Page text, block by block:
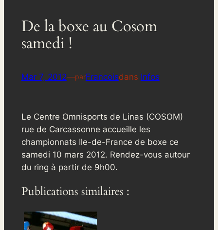
De la boxe au Cosom
samedi !
Mar 7, 2012—parFrancoisdans Infos
Le Centre Omnisports de Linas (COSOM)
rue de Carcassonne accueille les
championnats Ile-de-France de boxe ce
samedi 10 mars 2012. Rendez-vous autour
du ring à partir de 9h00.
Publications similaires :